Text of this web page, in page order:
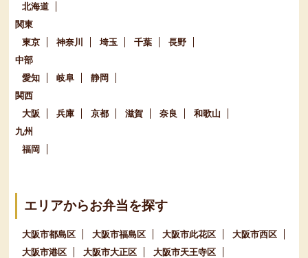
北海道
関東
東京
神奈川 埼玉 千葉
長野
中部
愛知
岐阜
静岡
関西
大阪
兵庫 京都 滋賀 奈良
和歌山
九州
福岡
エリアからお弁当を探す
大阪市都島区 大阪市福島区 大阪市此花区
大阪市西区
大阪市港区
大阪市大正区
大阪市天王寺区